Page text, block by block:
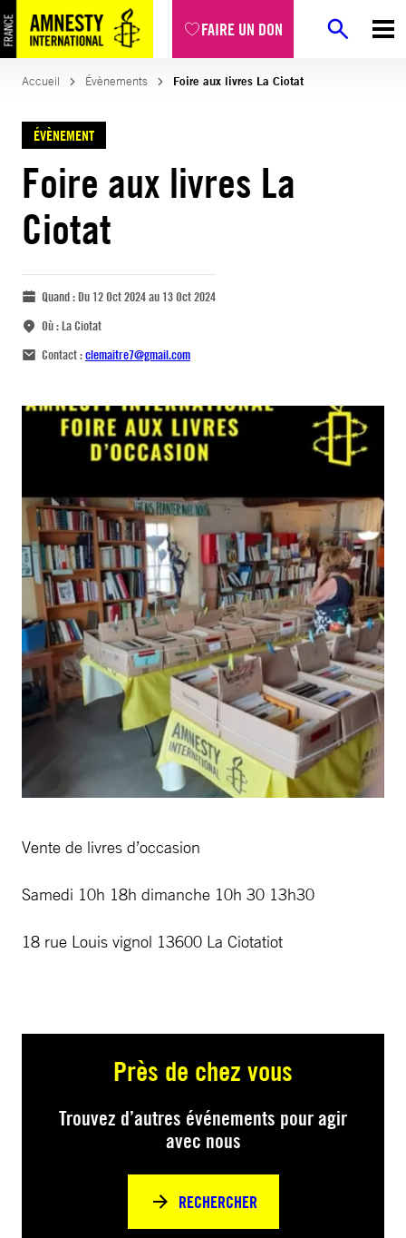
FAIRE UN DON
Accueil Évènements Foire aux livres La Ciotat
ÉVÈNEMENT
Foire aux livres La
Ciotat
Quand :Du 12 Oct 2024 au 13 Oct 2024
Où :La Ciotat
Contact :clemaitre7@gmail.com
Vente de livres d’occasion
Samedi 10h 18h dimanche 10h 30 13h30
18 rue Louis vignol 13600 La Ciotatiot
Près de chez vous
Trouvez d’autres événements pour agir
avec nous
RECHERCHER